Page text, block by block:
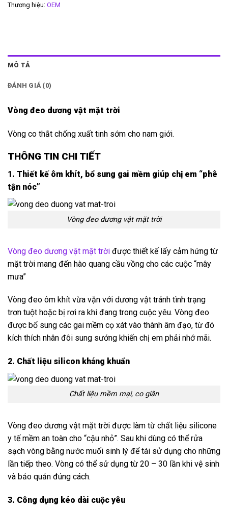
Thương hiệu: OEM
MÔ TẢ
ĐÁNH GIÁ (0)
Vòng đeo dương vật mặt trời
Vòng co thắt chống xuất tinh sớm cho nam giới.
THÔNG TIN CHI TIẾT
1. Thiết kế ôm khít, bổ sung gai mềm giúp chị em “phê
tận nóc”
Vòng đeo dương vật mặt trời
Vòng đeo dương vật mặt trời được thiết kế lấy cảm hứng từ
mặt trời mang đến hào quang cầu vồng cho các cuộc “mây
mưa”
Vòng đeo ôm khít vừa vặn với dương vật tránh tình trạng
trơn tuột hoặc bị rơi ra khi đang trong cuộc yêu. Vòng đeo
được bổ sung các gai mềm cọ xát vào thành âm đạo, từ đó
kích thích nhân đôi sung sướng khiến chị em phải nhớ mãi.
2. Chất liệu silicon kháng khuẩn
Chất liệu mềm mại, co giãn
Vòng đeo dương vật mặt trời được làm từ chất liệu silicone
y tế mềm an toàn cho “cậu nhỏ”. Sau khi dùng có thể rửa
sạch vòng bằng nước muối sinh lý để tái sử dụng cho những
lần tiếp theo. Vòng có thể sử dụng từ 20 – 30 lần khi vệ sinh
và bảo quản đúng cách.
3. Công dụng kéo dài cuộc yêu